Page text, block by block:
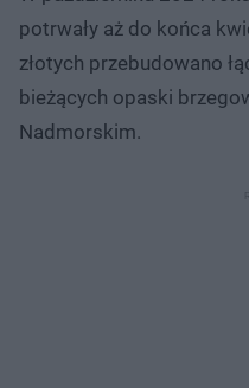
potrwały aż do końca
złotych przebudowano
bieżących opaski
Nadmorskim.